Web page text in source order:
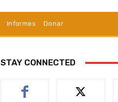
Informes Donar
STAY CONNECTED